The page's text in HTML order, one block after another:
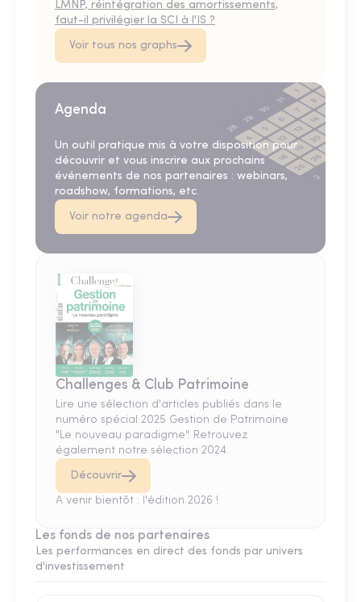
LMNP, réintégration des amortissements,
faut-il privilégier la SCI à l'IS ?
Voir tous nos graphs
Agenda
Un outil pratique mis à votre disposition pour
découvrir et vous inscrire aux prochains
événements de nos partenaires : webinars,
roadshow, formations, etc.
Voir notre agenda
Challenges & Club Patrimoine
Lire une sélection d'articles publiés dans le
numéro spécial 2025 Gestion de Patrimoine
"Le nouveau paradigme". Retrouvez
également notre sélection 2024.
Découvrir
A venir bientôt : l'édition 2026 !
Les fonds de nos partenaires
Les performances en direct des fonds par univers
d'investissement